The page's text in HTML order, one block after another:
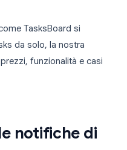
TasksBoard si
da solo, la nostra
funzionalità e casi
notifiche di